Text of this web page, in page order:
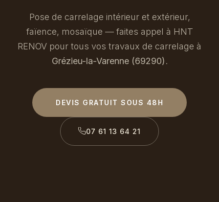
Pose de carrelage intérieur et extérieur,
faïence, mosaïque — faites appel à HNT
RENOV pour tous vos travaux de carrelage à
Grézieu-la-Varenne (69290).
DEVIS GRATUIT SOUS 48H
07 61 13 64 21